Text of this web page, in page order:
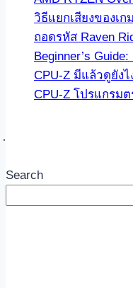
วิธีแยกเสียงของเก
ถอดรหัส Raven
Beginner’s
CPU-Z มีแล้วดูยัง
CPU-Z โปรแกรม
Search